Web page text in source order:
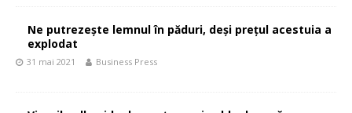
Ne putrezește lemnul în păduri, deși prețul acestuia a
explodat
31 mai 2021 Business Press